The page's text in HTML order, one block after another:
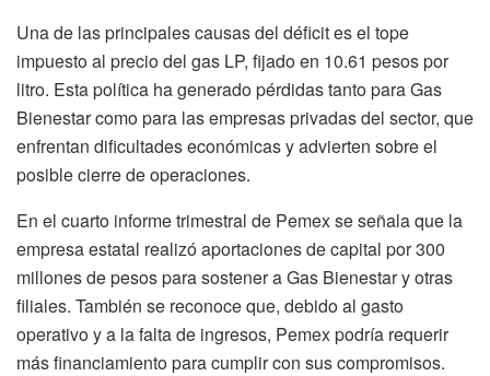
Una de las principales causas del déficit es el tope
impuesto al precio del gas LP, fijado en 10.61 pesos por
litro. Esta política ha generado pérdidas tanto para Gas
Bienestar como para las empresas privadas del sector, que
enfrentan dificultades económicas y advierten sobre el
posible cierre de operaciones.
En el cuarto informe trimestral de Pemex se señala que la
empresa estatal realizó aportaciones de capital por 300
millones de pesos para sostener a Gas Bienestar y otras
filiales. También se reconoce que, debido al gasto
operativo y a la falta de ingresos, Pemex podría requerir
más financiamiento para cumplir con sus compromisos.